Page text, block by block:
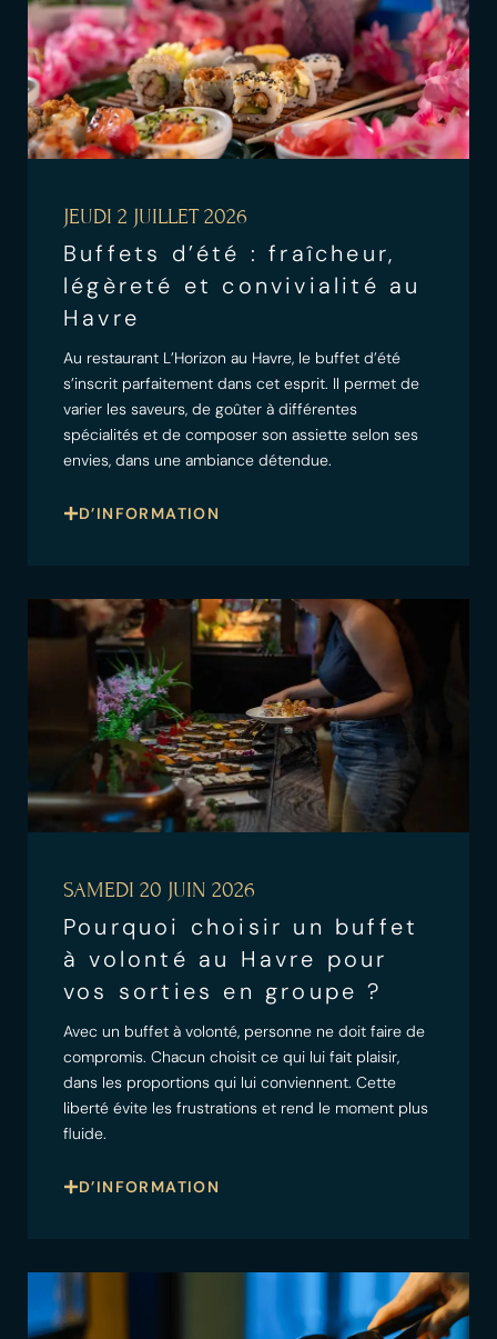
JEUDI 2 JUILLET 2026
Buffets d’été : fraîcheur,
légèreté et convivialité au
Havre
Au restaurant L’Horizon au Havre, le buffet d’été
s’inscrit parfaitement dans cet esprit. Il permet de
varier les saveurs, de goûter à différentes
spécialités et de composer son assiette selon ses
envies, dans une ambiance détendue.
D’INFORMATION
SAMEDI 20 JUIN 2026
Pourquoi choisir un buffet
à volonté au Havre pour
vos sorties en groupe ?
Avec un buffet à volonté, personne ne doit faire de
compromis. Chacun choisit ce qui lui fait plaisir,
dans les proportions qui lui conviennent. Cette
liberté évite les frustrations et rend le moment plus
fluide.
D’INFORMATION